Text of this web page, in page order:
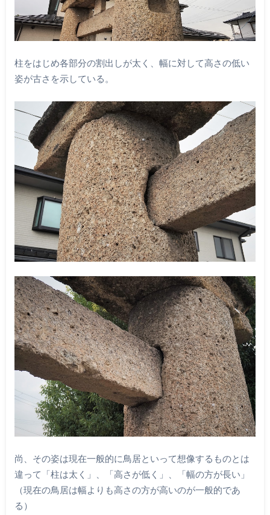
柱をはじめ各部分の割出しが太く、幅に対して高さの低い
姿が古さを示している。
尚、その姿は現在一般的に鳥居といって想像するものとは
違って「柱は太く」、「高さが低く」、「幅の方が長い」
（現在の鳥居は幅よりも高さの方が高いのが一般的であ
る）